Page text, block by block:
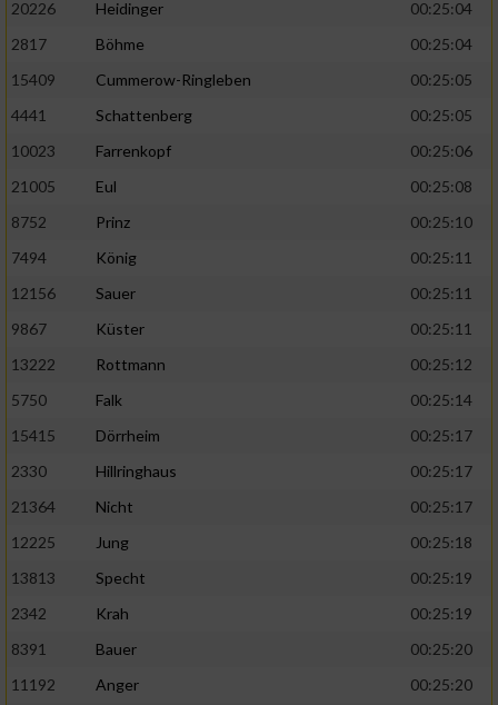
20226
Heidinger
00:25:04
2817
Böhme
00:25:04
15409
Cummerow-Ringleben
00:25:05
4441
Schattenberg
00:25:05
10023
Farrenkopf
00:25:06
21005
Eul
00:25:08
8752
Prinz
00:25:10
7494
König
00:25:11
12156
Sauer
00:25:11
9867
Küster
00:25:11
13222
Rottmann
00:25:12
5750
Falk
00:25:14
15415
Dörrheim
00:25:17
2330
Hillringhaus
00:25:17
21364
Nicht
00:25:17
12225
Jung
00:25:18
13813
Specht
00:25:19
2342
Krah
00:25:19
8391
Bauer
00:25:20
11192
Anger
00:25:20